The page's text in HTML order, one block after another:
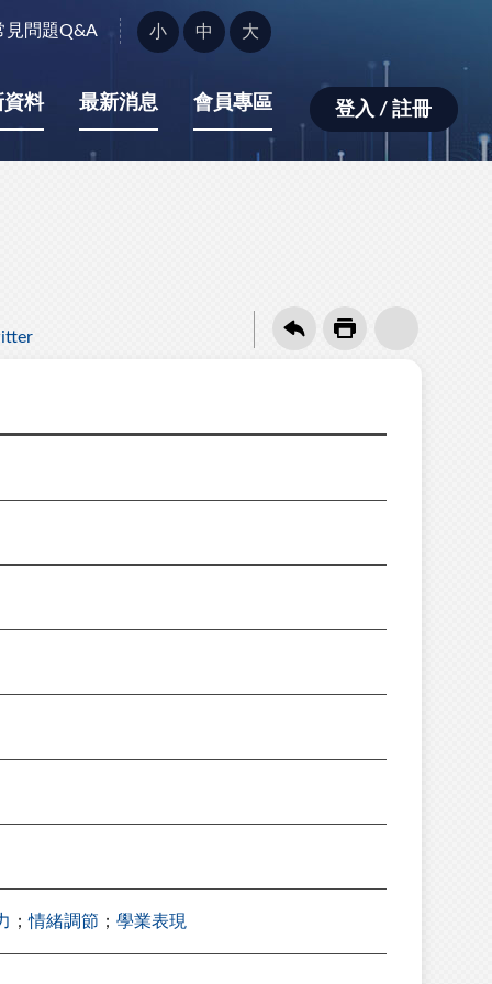
見問題Q&A
字
型
小：
小 中 大
資料 最新消息 會員專區 登入 / 註冊
；情緒調節 ； 學業表現